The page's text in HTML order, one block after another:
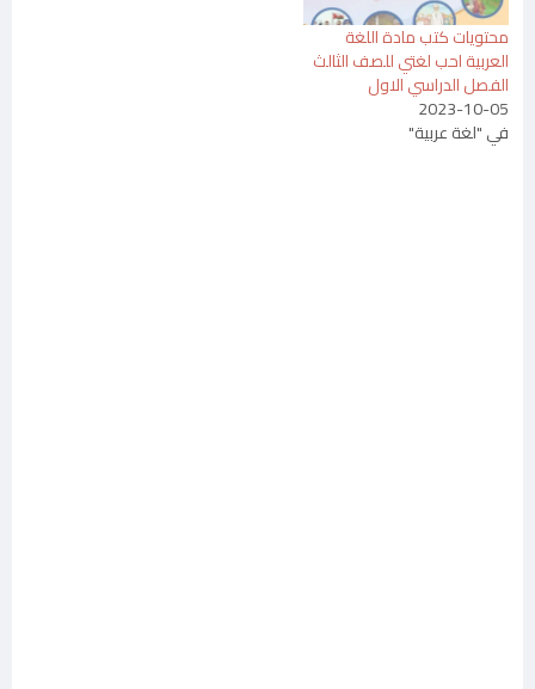
محتويات كتب مادة اللغة
العربية احب لغتي للصف الثالث
الفصل الدراسي الاول
2023-10-05
في "لغة عربية"